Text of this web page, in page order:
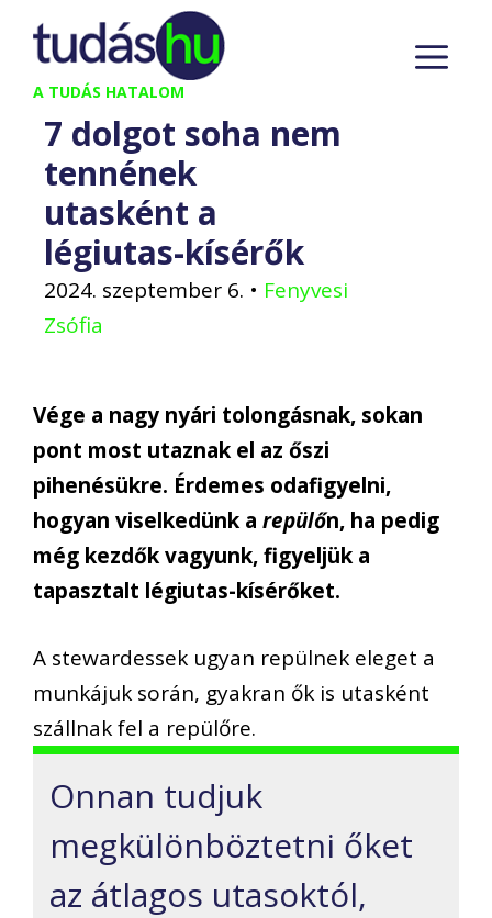
Kilépés
tartalomba
A TUDÁS HATALOM
7 dolgot soha nem
tennének
utasként a
légiutas-kísérők
2024. szeptember 6. • Fenyvesi
Zsófia
Vége a nagy nyári tolongásnak, sokan
pont most utaznak el az őszi
pihenésükre. Érdemes odafigyelni,
hogyan viselkedünk a repülőn, ha pedig
még kezdők vagyunk, figyeljük a
tapasztalt légiutas-kísérőket.
A stewardessek ugyan repülnek eleget a
munkájuk során, gyakran ők is utasként
szállnak fel a repülőre.
Onnan tudjuk
megkülönböztetni őket
az átlagos utasoktól,